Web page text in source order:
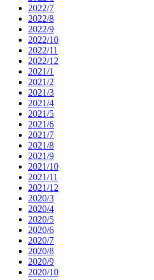
2022/7
2022/8
2022/9
2022/10
2022/11
2022/12
2021/1
2021/2
2021/3
2021/4
2021/5
2021/6
2021/7
2021/8
2021/9
2021/10
2021/11
2021/12
2020/3
2020/4
2020/5
2020/6
2020/7
2020/8
2020/9
2020/10